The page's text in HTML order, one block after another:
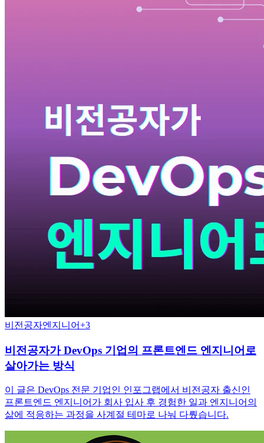
비전공자엔지니어+3
비전공자가 DevOps 기업의 프론트엔드 엔지니어로
살아가는 방식
이 글은 DevOps 전문 기업인 인포그랩에서 비전공자 출신인
프론트엔드 엔지니어가 회사 입사 후 경험한 일과 엔지니어의
삶에 적응하는 과정을 사계절 테마로 나눠 다뤘습니다.